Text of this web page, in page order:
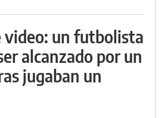
video: un futbolista
alcanzado por un
jugaban un